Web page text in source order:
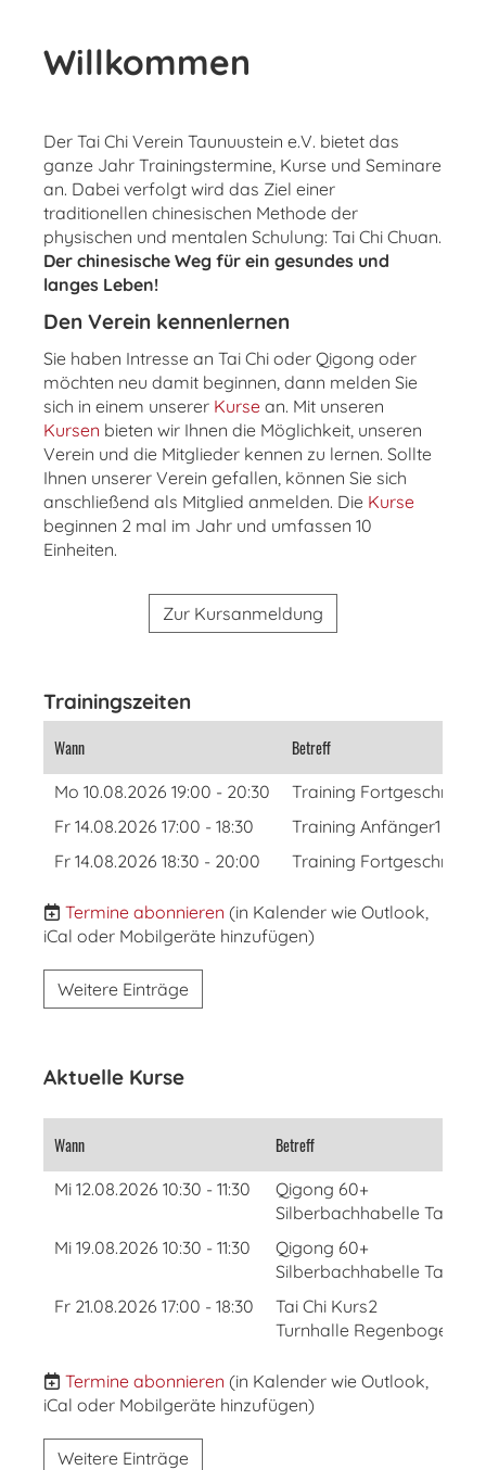
Willkommen
Der Tai Chi Verein Taunuustein e.V. bietet das
ganze Jahr Trainingstermine, Kurse und Seminare
an. Dabei verfolgt wird das Ziel einer
traditionellen chinesischen Methode der
physischen und mentalen Schulung: Tai Chi Chuan.
Der chinesische Weg für ein gesundes und
langes Leben!
Den Verein kennenlernen
Sie haben Intresse an Tai Chi oder Qigong oder
möchten neu damit beginnen, dann melden Sie
sich in einem unserer Kurse an. Mit unseren
Kursen bieten wir Ihnen die Möglichkeit, unseren
Verein und die Mitglieder kennen zu lernen. Sollte
Ihnen unserer Verein gefallen, können Sie sich
anschließend als Mitglied anmelden. Die Kurse
beginnen 2 mal im Jahr und umfassen 10
Einheiten.
Zur Kursanmeldung
Trainingszeiten
Wann Betreff
Mo 10.08.2026 19:00 - 20:30
Training
Fr 14.08.2026 17:00 - 18:30
Training Anfänger1
Fr 14.08.2026 18:30 - 20:00
Training
Termine abonnieren (in Kalender wie Outlook,
iCal oder Mobilgeräte hinzufügen)
Weitere Einträge
Aktuelle Kurse
Wann Betreff
Mi 12.08.2026 10:30 - 11:30
Qigong 60+
Silberbachhabelle
Mi 19.08.2026 10:30 - 11:30
Qigong 60+
Silberbachhabelle
Fr 21.08.2026 17:00 - 18:30
Tai Chi Kurs2
Turnhalle Regenbogen
Termine abonnieren (in Kalender wie Outlook,
iCal oder Mobilgeräte hinzufügen)
Weitere Einträge